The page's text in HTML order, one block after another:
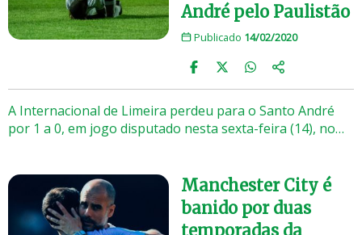
André pelo Paulistão
Publicado 14/02/2020
A Internacional de Limeira perdeu para o Santo André
por 1 a 0, em jogo disputado nesta sexta-feira (14), no…
Manchester City é
banido por duas
temporadas da